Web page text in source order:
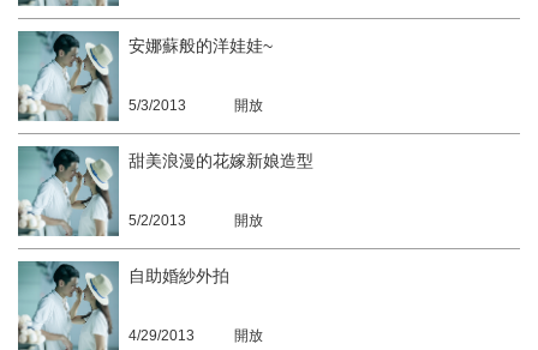
安娜蘇般的洋娃娃~
5/3/2013 開放
甜美浪漫的花嫁新娘造型
5/2/2013 開放
自助婚紗外拍
4/29/2013 開放